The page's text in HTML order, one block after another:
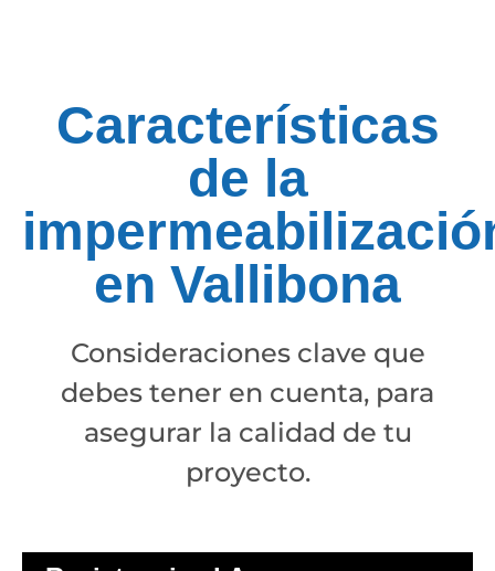
Características
de la
en Vallibona
Consideraciones clave que
debes tener en cuenta, para
asegurar la calidad de tu
proyecto.